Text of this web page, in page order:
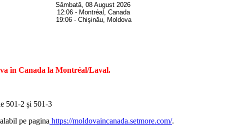
Sâmbată, 08 August 2026
12:06 - Montréal, Canada
19:06 - Chişinău, Moldova
în Canada la Montréal/Laval.
501-2 și 501-3
pe pagina https://moldovaincanada.setmore.com/.